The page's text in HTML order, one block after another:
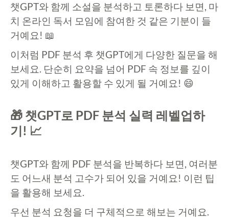
챗GPT와 함께 소설을 분석하고 토론하다 보면, 마
치 온라인 독서 모임에 참여한 것 같은 기분이 들
거예요! 📖
이처럼 PDF 분석 후 챗GPT에게 다양한 질문을 해
보세요. 단순히 요약을 넘어 PDF 속 정보를 깊이
있게 이해하고 활용할 수 있게 될 거예요! 😄
🎁 챗GPT로 PDF 분석 실력 레벨업하
기! 📈
챗GPT와 함께 PDF 분석을 반복하다 보면, 여러분
도 어느새 분석 고수가 되어 있을 거예요! 이런 팁
을 활용해 보세요.
우선 분석 요청을 더 구체적으로 해보는 거예요.